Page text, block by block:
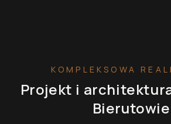
KOMPLEKSOWA
Projekt i
Bierutowie